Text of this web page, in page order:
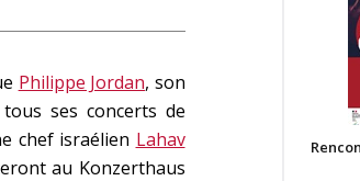
Philippe Jordan, son
ses concerts de
chef israélien Lahav
au Konzerthaus